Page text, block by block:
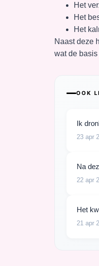
Het
Het
Het
Naast deze
wat de
OOK
Ik
23 apr
Na
22 apr
Het
21 apr